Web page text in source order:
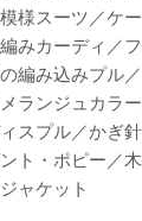
様スーツ／ケ
みカーディ／
編み込みプル
ランジュカラ
スプル／かぎ
ト・ポピー／
ャケット